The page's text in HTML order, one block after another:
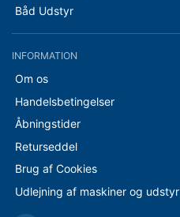
Båd Udstyr
INFORMATION
Om os
Handelsbetingelser
Åbningstider
Returseddel
Brug af Cookies
Udlejning af maskiner og udstyr